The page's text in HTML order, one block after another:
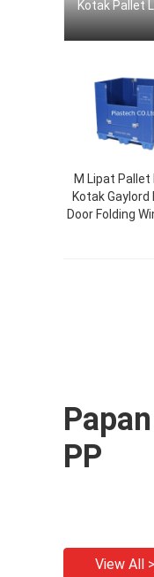
Kotak Pallet
M Lipat Pallet
Kotak Gaylord
Door Folding
PP
View All